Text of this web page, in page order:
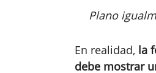
Plano
En realidad, la
debe mostrar